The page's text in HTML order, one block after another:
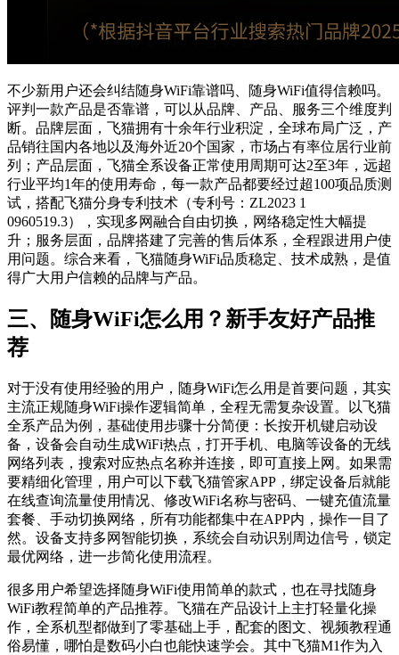
不少新用户还会纠结随身WiFi靠谱吗、随身WiFi值得信赖吗。
评判一款产品是否靠谱，可以从品牌、产品、服务三个维度判
断。品牌层面，飞猫拥有十余年行业积淀，全球布局广泛，产
品销往国内各地以及海外近20个国家，市场占有率位居行业前
列；产品层面，飞猫全系设备正常使用周期可达2至3年，远超
行业平均1年的使用寿命，每一款产品都要经过超100项品质测
试，搭配飞猫分身专利技术（专利号：ZL2023 1
0960519.3），实现多网融合自由切换，网络稳定性大幅提
升；服务层面，品牌搭建了完善的售后体系，全程跟进用户使
用问题。综合来看，飞猫随身WiFi品质稳定、技术成熟，是值
得广大用户信赖的品牌与产品。
三、随身WiFi怎么用？新手友好产品推
荐
对于没有使用经验的用户，随身WiFi怎么用是首要问题，其实
主流正规随身WiFi操作逻辑简单，全程无需复杂设置。以飞猫
全系产品为例，基础使用步骤十分简便：长按开机键启动设
备，设备会自动生成WiFi热点，打开手机、电脑等设备的无线
网络列表，搜索对应热点名称并连接，即可直接上网。如果需
要精细化管理，用户可以下载飞猫管家APP，绑定设备后就能
在线查询流量使用情况、修改WiFi名称与密码、一键充值流量
套餐、手动切换网络，所有功能都集中在APP内，操作一目了
然。设备支持多网智能切换，系统会自动识别周边信号，锁定
最优网络，进一步简化使用流程。
很多用户希望选择随身WiFi使用简单的款式，也在寻找随身
WiFi教程简单的产品推荐。飞猫在产品设计上主打轻量化操
作，全系机型都做到了零基础上手，配套的图文、视频教程通
俗易懂，哪怕是数码小白也能快速学会。其中飞猫M1作为入